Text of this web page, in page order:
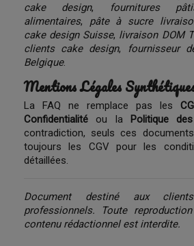
cake design, fournitures
alimentaires, pâte à sucre
cake design Suisse, livraison DOM
clients cake design,
fournisseur
Belgique.
Mentions Légales
La FAQ ne remplace pas les
Confidentialité ou la Politique
contradiction, seuls ces
toujours les CGV pour les
détaillées.
Document destiné aux
professionnels. Toute
contenu rédactionnel est interdite.